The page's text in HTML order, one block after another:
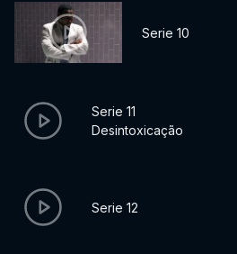
Serie 10
Serie 11
Desintoxicação
Serie 12